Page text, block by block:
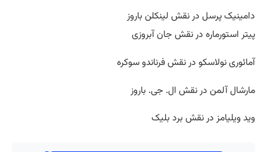
دامینیک پرسل در نقش لینکلن باروز
پیتر استورماره در نقش جان آبروزی
آمائوری نولاسکو در نقش فرناندو سوکره
مارشال آلمن در نقش ال. جی. باروز
وید ویلیامز در نقش برد بلیک